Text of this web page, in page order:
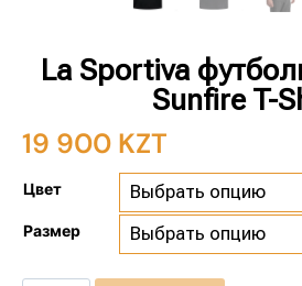
La Sportiva
Sunfire T-
19 900 KZT
Цвет
Размер